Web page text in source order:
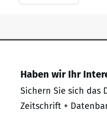
Haben wir Ihr
Sichern Sie sich das
Zeitschrift +